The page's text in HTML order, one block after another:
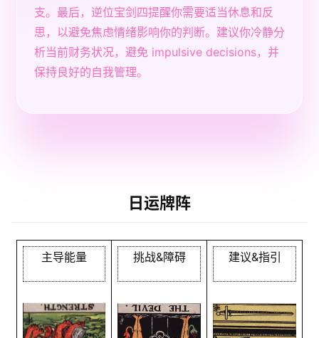
支。最后，逆位宝剑四提醒你需要适当休息和反
思，以避免焦虑情绪影响你的判断。建议你冷静分
析当前财务状况，避免 impulsive decisions，并
保持良好的自我管理。
日运牌阵
主导能量 挑战&障碍 建议&指引